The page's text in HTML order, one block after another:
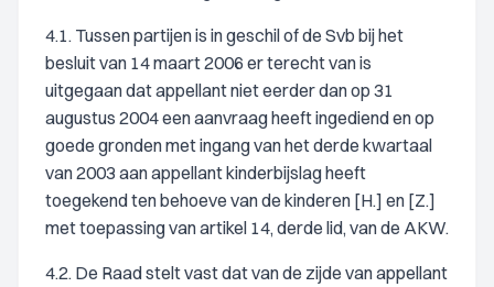
4.1. Tussen partijen is in geschil of de Svb bij het
besluit van 14 maart 2006 er terecht van is
uitgegaan dat appellant niet eerder dan op 31
augustus 2004 een aanvraag heeft ingediend en op
goede gronden met ingang van het derde kwartaal
van 2003 aan appellant kinderbijslag heeft
toegekend ten behoeve van de kinderen [H.] en [Z.]
met toepassing van artikel 14, derde lid, van de AKW.
4.2. De Raad stelt vast dat van de zijde van appellant